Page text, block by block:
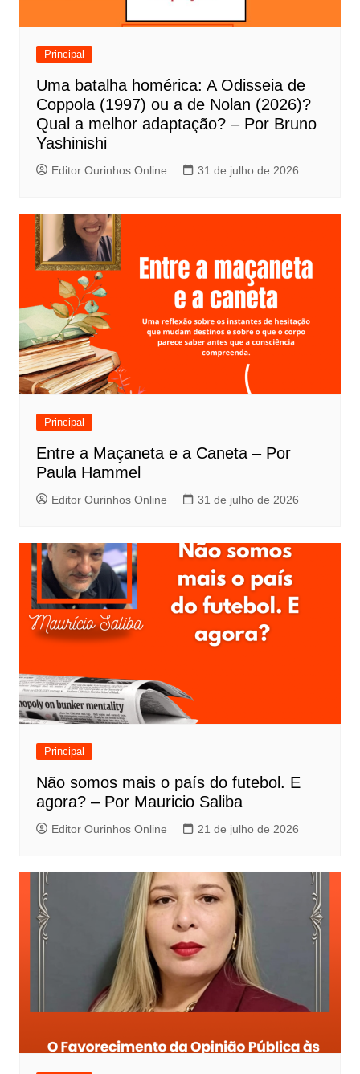
d
Principal
Uma batalha homérica: A Odisseia de
Coppola (1997) ou a de Nolan (2026)?
Qual a melhor adaptação? – Por Bruno
Yashinishi
Editor Ourinhos Online 31 de julho de 2026
Principal
Entre a Maçaneta e a Caneta – Por
Paula Hammel
Editor Ourinhos Online 31 de julho de 2026
Principal
Não somos mais o país do futebol. E
agora? – Por Mauricio Saliba
Editor Ourinhos Online 21 de julho de 2026